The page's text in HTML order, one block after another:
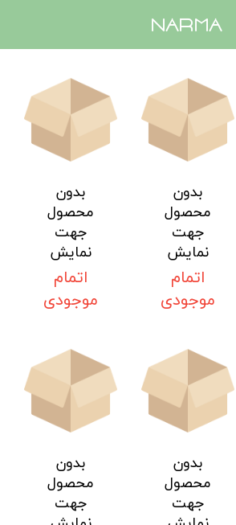
​narma
بدون
محصول
جهت
نمایش
اتمام
موجودی
بدون
محصول
جهت
نمایش
اتمام
موجودی
بدون
محصول
جهت
بدون
محصول
جهت